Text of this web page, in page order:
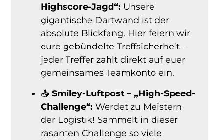
Highscore-Jagd“: Unsere
gigantische Dartwand ist der
absolute Blickfang. Hier feiern wir
eure gebündelte Treffsicherheit –
jeder Treffer zahlt direkt auf euer
gemeinsames Teamkonto ein.
📤Smiley-Luftpost – „High-Speed-
Challenge“: Werdet zu Meistern
der Logistik! Sammelt in dieser
rasanten Challenge so viele